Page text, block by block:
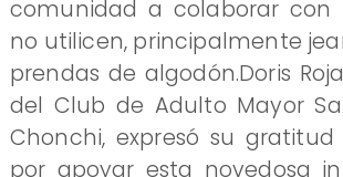
comunidad a colaborar con
no utilicen, principalmente
prendas de algodón.Doris
del Club de Adulto Mayor
Chonchi, expresó su
por apoyar esta novedosa